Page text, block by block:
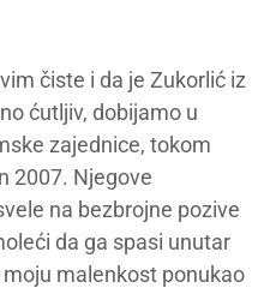
čiste i da je Zukorlić iz
ćutljiv, dobijamo u
zajednice, tokom
2007. Njegove
na bezbrojne pozive
da ga spasi unutar
malenkost ponukao